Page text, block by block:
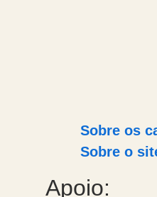
Sobre os
Sobre o
Apoio: